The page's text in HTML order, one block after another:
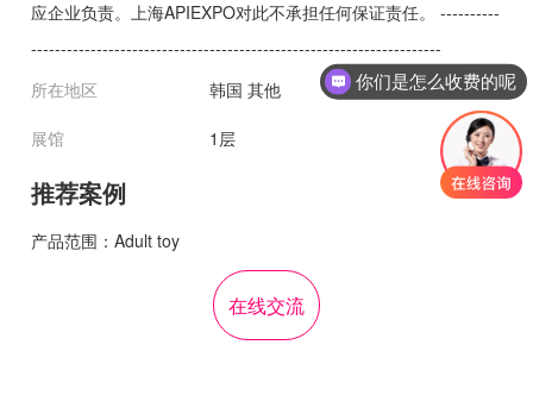
应企业负责。上海APIEXPO对此不承担任何保证责任。 ----------
---------------------------------------------------------------------
所在地区
韩国 其他
展馆 1层
推荐案例
产品范围：Adult toy
在线交流
你们是怎么收费的呢